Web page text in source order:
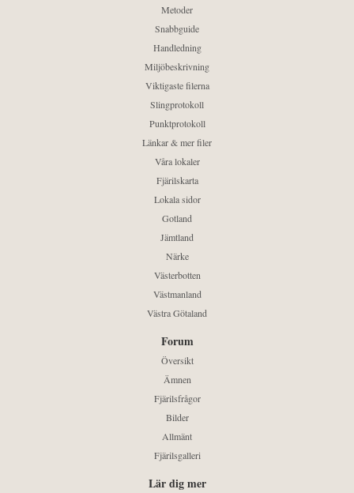
Metoder
Snabbguide
Handledning
Miljöbeskrivning
Viktigaste filerna
Slingprotokoll
Punktprotokoll
Länkar & mer filer
Våra lokaler
Fjärilskarta
Lokala sidor
Gotland
Jämtland
Närke
Västerbotten
Västmanland
Västra Götaland
Forum
Översikt
Ämnen
Fjärilsfrågor
Bilder
Allmänt
Fjärilsgalleri
Lär dig mer